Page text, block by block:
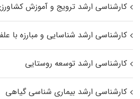
کارشناسی ارشد ترویج و آموزش
کارشناسی ارشد شناسایی و مبارزه با
کارشناسی ارشد توسعه روستایی
کارشناسی ارشد بیماری‌ شناسی گیاهی